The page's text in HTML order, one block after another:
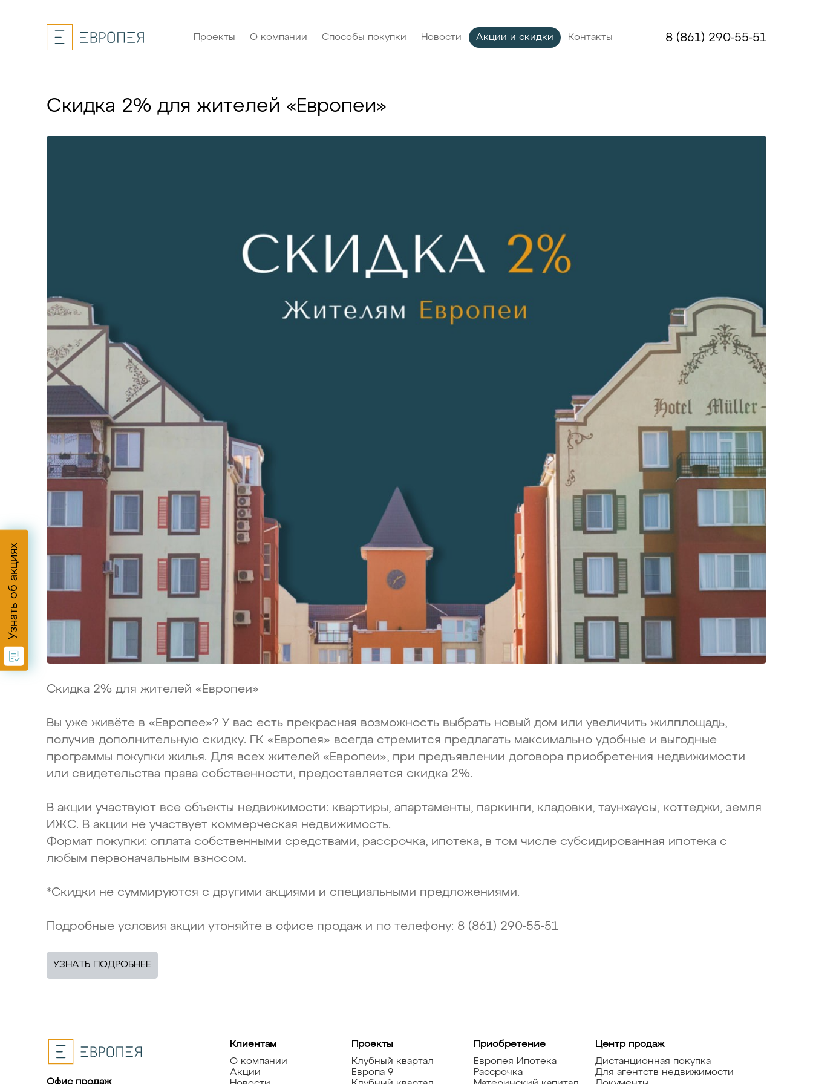
Проекты О компании Способы покупки Новости Акции и скидки Контакты 8 (861) 290-55-51
Скидка 2% для жителей «Европеи»
Скидка 2% для жителей «Европеи»
Вы уже живёте в «Европее»? У вас есть прекрасная возможность выбрать новый дом или увеличить жилплощадь,
получив дополнительную скидку. ГК «Европея» всегда стремится предлагать максимально удобные и выгодные
программы покупки жилья. Для всех жителей «Европеи», при предъявлении договора приобретения недвижимости
или свидетельства права собственности, предоставляется скидка 2%.
В акции участвуют все объекты недвижимости: квартиры, апартаменты, паркинги, кладовки, таунхаусы, коттеджи, земля
ИЖС. В акции не участвует коммерческая недвижимость.
Формат покупки: оплата собственными средствами, рассрочка, ипотека, в том числе субсидированная ипотека с
любым первоначальным взносом.
*Скидки не суммируются с другими акциями и специальными предложениями.
Подробные условия акции утоняйте в офисе продаж и по телефону: 8 (861) 290-55-51
УЗНАТЬ ПОДРОБНЕЕ
Клиентам
О компании
Акции
Проекты
Клубный квартал
Европа 9
Приобретение
Европея Ипотека
Рассрочка
Центр продаж
Дистанционная покупка
Для агентств недвижимости
Узнать об акциях